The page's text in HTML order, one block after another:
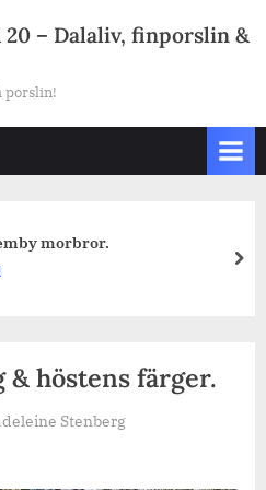
– Dalaliv, finporslin &
porslin!
morbror.
höstens färger.
Stenberg